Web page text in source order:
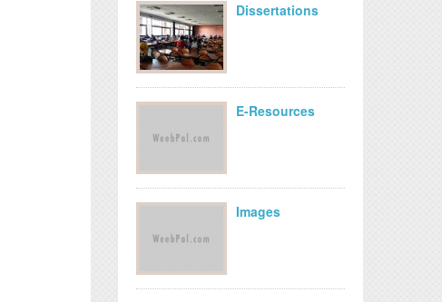
Dissertations
E-Resources
Images